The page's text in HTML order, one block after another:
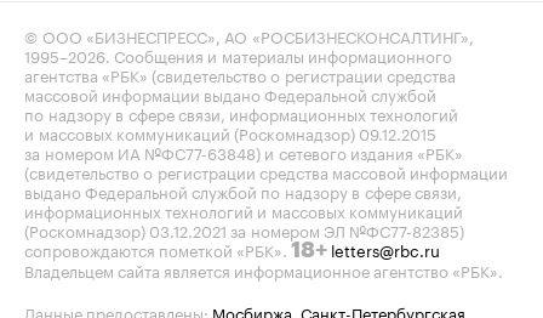
© ООО «БИЗНЕСПРЕСС», АО «РОСБИЗНЕСКОНСАЛТИНГ»,
1995–2026. Сообщения и материалы информационного
агентства «РБК» (свидетельство о регистрации средства
массовой информации выдано Федеральной службой
по надзору в сфере связи, информационных технологий
и массовых коммуникаций (Роскомнадзор) 09.12.2015
за номером ИА №ФС77-63848) и сетевого издания «РБК»
(свидетельство о регистрации средства массовой информации
выдано Федеральной службой по надзору в сфере связи,
информационных технологий и массовых коммуникаций
(Роскомнадзор) 03.12.2021 за номером ЭЛ №ФС77-82385)
сопровождаются пометкой «РБК». 18+ letters@rbc.ru
Владельцем сайта является информационное агентство «РБК».
Данные предоставлены: Мосбиржа Санкт-Петербургская